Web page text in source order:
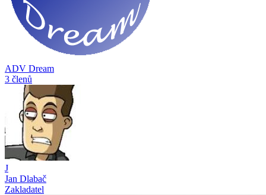
ADV Dream
3 členů
J
Jan Dlabač
Zakladatel